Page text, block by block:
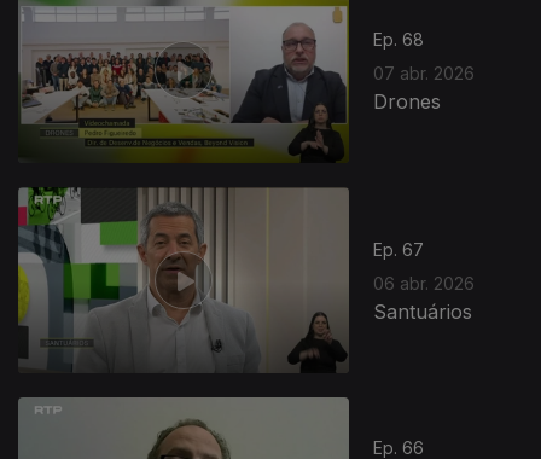
Ep. 68
07 abr. 2026
Drones
Ep. 67
06 abr. 2026
Santuários
Ep. 66